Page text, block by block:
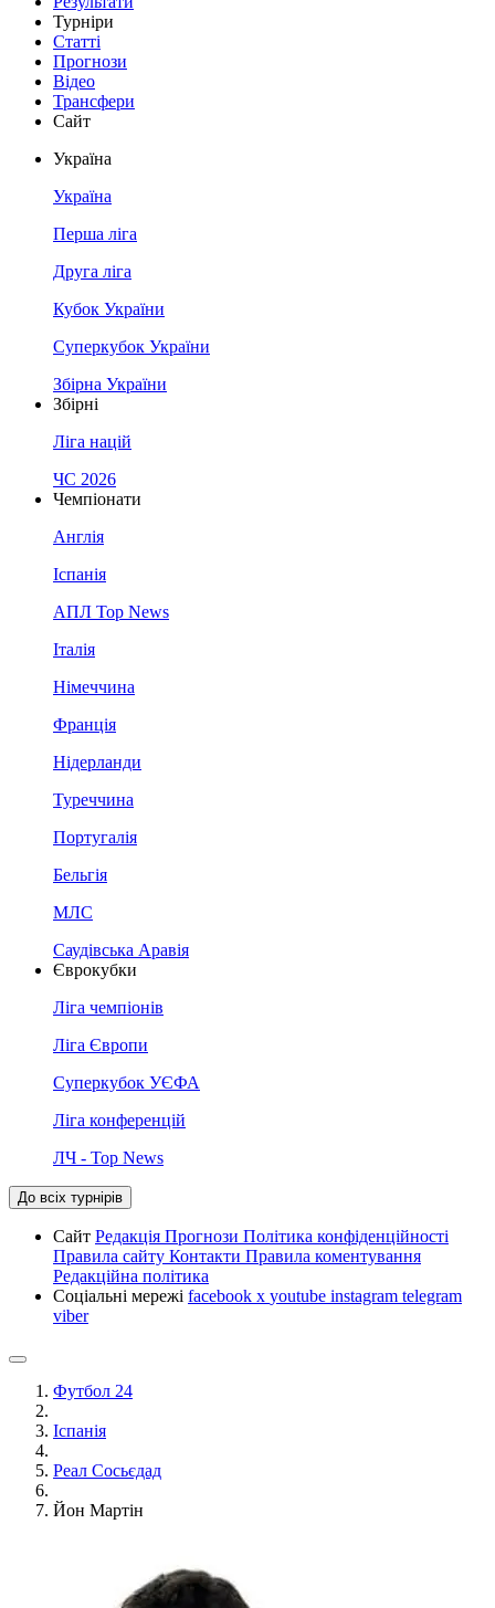
Турніри
Статті
Прогнози
Відео
Трансфери
Сайт
Україна
Україна
Перша ліга
Друга ліга
Кубок України
Суперкубок України
Збірна України
Збірні
Ліга націй
ЧС 2026
Чемпіонати
Англія
Іспанія
АПЛ Top News
Італія
Німеччина
Франція
Нідерланди
Туреччина
Португалія
Бельгія
МЛС
Саудівська Аравія
Єврокубки
Ліга чемпіонів
Ліга Європи
Суперкубок УЄФА
Ліга конференцій
ЛЧ - Top News
До всіх турнірів
Сайт Редакція Прогнози Політика конфіденційності
Правила сайту Контакти Правила коментування
Редакційна політика
Соціальні мережі facebook x youtube instagram telegram
viber
Футбол 24
Іспанія
Реал Сосьєдад
Йон Мартін